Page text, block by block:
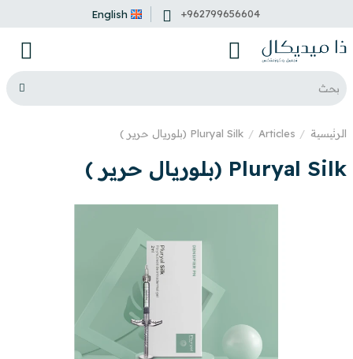
+962799656604
English
الرئيسية Articles Pluryal Silk (بلوريال حرير )
Pluryal Silk (بلوريال حرير )